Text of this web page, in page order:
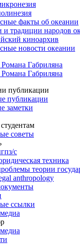
факты об океании
и традиции народов
киноархив
новости океании
публикации
публикации
заметки
студентам
советы
с
техника
теории
anthropology
ссылки